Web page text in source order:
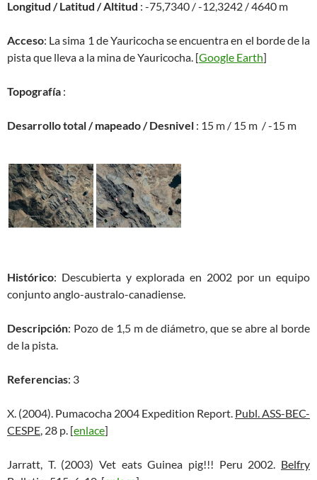
Longitud / Latitud / Altitud : -75,7340 / -12,3242 / 4640 m
Acceso: La sima 1 de Yauricocha se encuentra en el borde de la
pista que lleva a la mina de Yauricocha. [Google Earth]
Topografía :
Desarrollo total / mapeado / Desnivel : 15 m / 15 m / -15 m
Histórico: Descubierta y explorada en 2002 por un equipo
conjunto anglo-australo-canadiense.
Descripción: Pozo de 1,5 m de diámetro, que se abre al borde
de la pista.
Referencias: 3
X. (2004). Pumacocha 2004 Expedition Report. Publ. ASS-BEC-
CESPE, 28 p. [enlace]
Jarratt, T. (2003) Vet eats Guinea pig!!! Peru 2002. Belfry